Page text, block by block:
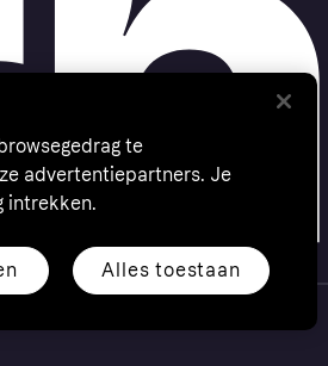
te
advertentiepartners. Je
intrekken.
Alles toestaan